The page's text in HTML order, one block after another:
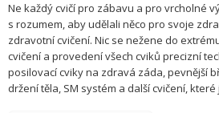
Ne každý cvičí pro zábavu a pro vrcholné
s rozumem, aby udělali něco pro svoje
zdravotní cvičení. Nic se nežene do
cvičení a provedení všech cviků precizní
posilovací cviky na zdravá záda, pevnější
držení těla, SM systém a další cvičení,